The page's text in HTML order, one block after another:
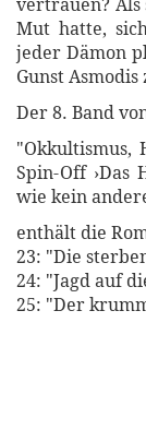
Mut hatte,
jeder Dämon
Gunst
Der 8. Band
"Okkultismus,
Spin-Off ›Das
wie kein
enthält die
23: "Die
24: "Jagd auf
25: "Der